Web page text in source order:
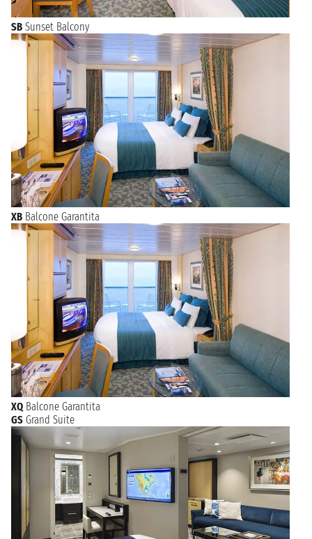
SB Sunset Balcony
XB Balcone Garantita
XQ Balcone Garantita
GS Grand Suite